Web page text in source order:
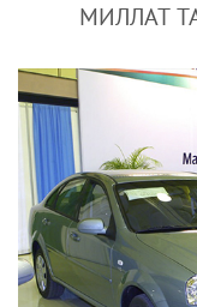
МИЛЛАТ